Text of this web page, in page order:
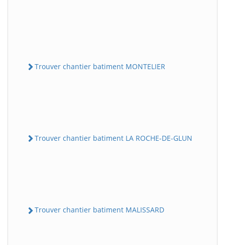
Trouver chantier batiment MONTELIER
Trouver chantier batiment LA ROCHE-DE-GLUN
Trouver chantier batiment MALISSARD